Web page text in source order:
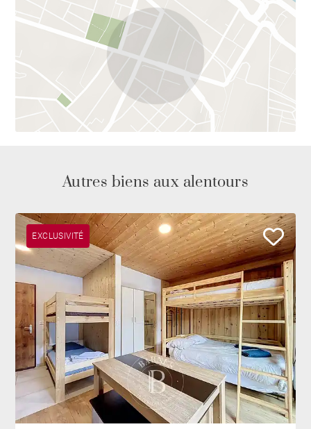
Autres biens aux alentours
EXCLUSIVITÉ